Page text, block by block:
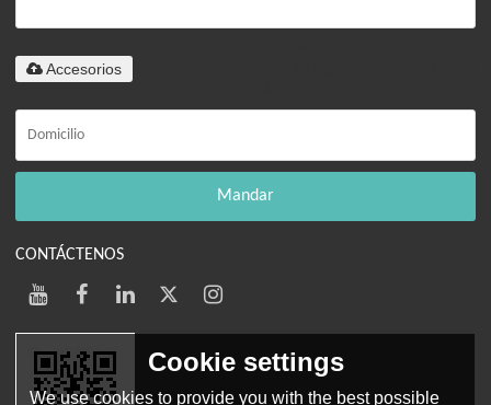
Accesorios
Mandar
CONTÁCTENOS
Cookie settings
We use cookies to provide you with the best possible